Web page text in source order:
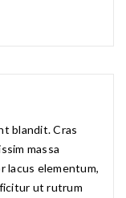
blandit. Cras
massa
lacus elementum,
ut rutrum